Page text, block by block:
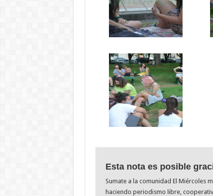
Esta nota es posible
Sumate a la comunidad El Miércoles
haciendo periodismo libre,